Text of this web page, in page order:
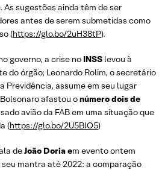
sugestões ainda têm de ser
antes de serem submetidas como
(https://glo.bo/2uH38tP).
governo, a crise no INSS levou à
do órgão; Leonardo Rolim, o secretário
Previdência, assume em seu lugar
Bolsonaro afastou onúmero dois de
avião da FAB em uma situação que
(https://glo.bo/2U5BlO5)
deJoão Doria em evento ontem
mantra até 2022: a comparação